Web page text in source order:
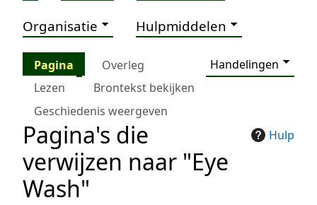
Organisatie Hulpmiddelen
Pagina Overleg
Handelingen
Lezen
Brontekst bekijken
Geschiedenis weergeven
Hulp
Pagina's die
verwijzen naar "Eye
Wash"